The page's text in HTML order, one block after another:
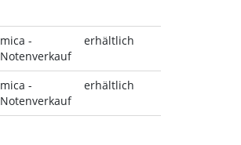
mica -
Notenverkauf
erhältlich
mica -
Notenverkauf
erhältlich